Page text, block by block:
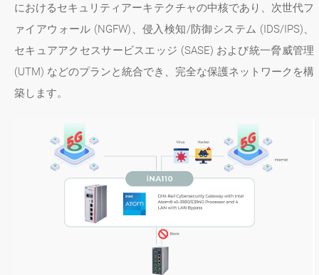
におけるセキュリティアーキテクチャの中核であり、次世代フ
ァイアウォール (NGFW)、侵入検知/防御システム (IDS/IPS)、
セキュアアクセスサービスエッジ (SASE) および統一脅威管理
(UTM) などのプランと統合でき、完全な保護ネットワークを構
築します。